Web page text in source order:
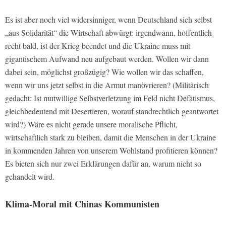
Es ist aber noch viel widersinniger, wenn Deutschland sich selbst
„aus Solidarität“ die Wirtschaft abwürgt: irgendwann, hoffentlich
recht bald, ist der Krieg beendet und die Ukraine muss mit
gigantischem Aufwand neu aufgebaut werden. Wollen wir dann
dabei sein, möglichst großzügig? Wie wollen wir das schaffen,
wenn wir uns jetzt selbst in die Armut manövrieren? (Militärisch
gedacht: Ist mutwillige Selbstverletzung im Feld nicht Defätismus,
gleichbedeutend mit Desertieren, worauf standrechtlich geantwortet
wird?) Wäre es nicht gerade unsere moralische Pflicht,
wirtschaftlich stark zu bleiben, damit die Menschen in der Ukraine
in kommenden Jahren von unserem Wohlstand profitieren können?
Es bieten sich nur zwei Erklärungen dafür an, warum nicht so
gehandelt wird.
Klima-Moral mit Chinas Kommunisten